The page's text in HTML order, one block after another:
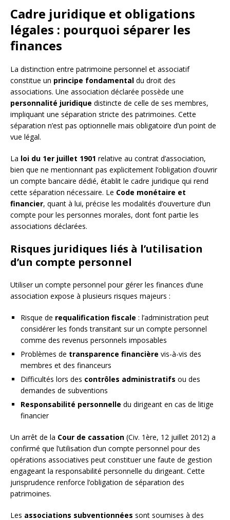
Cadre juridique et obligations
légales : pourquoi séparer les
finances
La distinction entre patrimoine personnel et associatif
constitue un principe fondamental du droit des
associations. Une association déclarée possède une
personnalité juridique distincte de celle de ses membres,
impliquant une séparation stricte des patrimoines. Cette
séparation n’est pas optionnelle mais obligatoire d’un point de
vue légal.
La loi du 1er juillet 1901 relative au contrat d’association,
bien que ne mentionnant pas explicitement l’obligation d’ouvrir
un compte bancaire dédié, établit le cadre juridique qui rend
cette séparation nécessaire. Le Code monétaire et
financier, quant à lui, précise les modalités d’ouverture d’un
compte pour les personnes morales, dont font partie les
associations déclarées.
Risques juridiques liés à l’utilisation
d’un compte personnel
Utiliser un compte personnel pour gérer les finances d’une
association expose à plusieurs risques majeurs :
Risque de requalification fiscale : l’administration peut
considérer les fonds transitant sur un compte personnel
comme des revenus personnels imposables
Problèmes de transparence financière vis-à-vis des
membres et des financeurs
Difficultés lors des contrôles administratifs ou des
demandes de subventions
Responsabilité personnelle du dirigeant en cas de litige
financier
Un arrêt de la Cour de cassation (Civ. 1ère, 12 juillet 2012) a
confirmé que l’utilisation d’un compte personnel pour des
opérations associatives peut constituer une faute de gestion
engageant la responsabilité personnelle du dirigeant. Cette
jurisprudence renforce l’obligation de séparation des
patrimoines.
Les associations subventionnées sont soumises à des